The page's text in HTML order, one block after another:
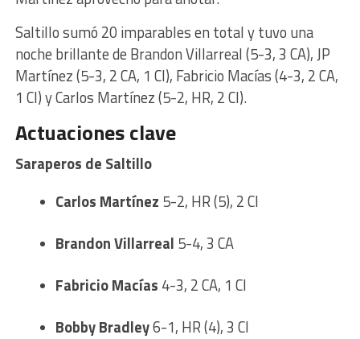
Saltillo sumó 20 imparables en total y tuvo una
noche brillante de Brandon Villarreal (5-3, 3 CA), JP
Martínez (5-3, 2 CA, 1 CI), Fabricio Macías (4-3, 2 CA,
1 CI) y Carlos Martínez (5-2, HR, 2 CI).
Actuaciones clave
Saraperos de Saltillo
Carlos Martínez 5-2, HR (5), 2 CI
Brandon Villarreal 5-4, 3 CA
Fabricio Macías 4-3, 2 CA, 1 CI
Bobby Bradley6-1, HR (4), 3 CI